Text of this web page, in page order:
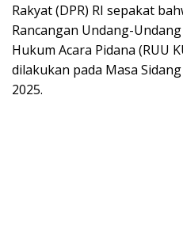
Rakyat (DPR) RI sepakat
Rancangan Undang-
Hukum Acara Pidana (RUU
dilakukan pada Masa
2025.